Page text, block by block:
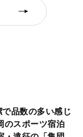
で品数の多い感じ
のスポーツ宿泊